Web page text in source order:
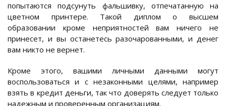
попытаются подсунуть фальшивку, отпечатанную на
цветном принтере. Такой диплом о высшем
образовании кроме неприятностей вам ничего не
принесет, и вы останетесь разочарованными, и денег
вам никто не вернет.
Кроме этого, вашими личными данными могут
воспользоваться и с незаконными целями, например
взять в кредит деньги, так что доверять следует только
надежным и проверенным организациям.